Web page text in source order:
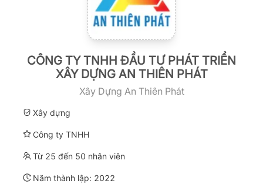
CÔNG TY TNHH ĐẦU TƯ PHÁT TRIỂN
XÂY DỰNG AN THIÊN PHÁT
Xây Dựng An Thiên Phát
Xây dựng
Công ty TNHH
Từ 25 đến 50 nhân viên
Năm thành lập: 2022